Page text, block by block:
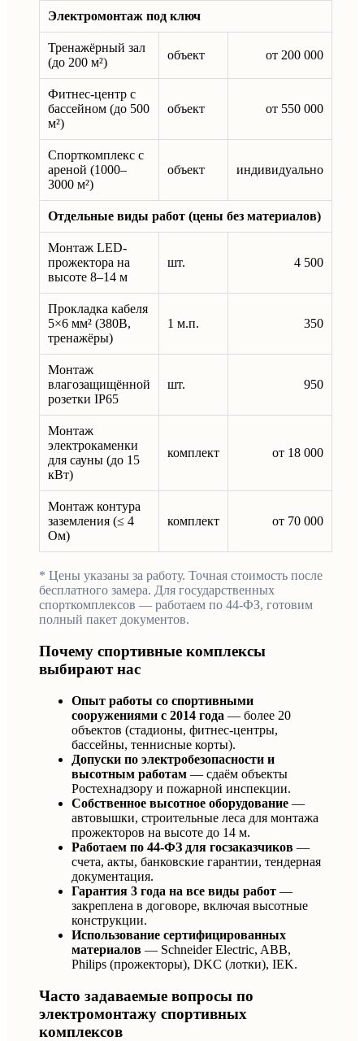
Электромонтаж под ключ
Тренажёрный зал
(до 200 м²)
объект от 200 000
Фитнес-центр с
бассейном (до 500
м²)
объект от 550 000
Спорткомплекс с
ареной (1000–
3000 м²)
объект индивидуально
Отдельные виды работ (цены без материалов)
Монтаж LED-
прожектора на
высоте 8–14 м
шт. 4 500
Прокладка кабеля
5×6 мм² (380В,
тренажёры)
1 м.п. 350
Монтаж
влагозащищённой
розетки IP65
шт. 950
Монтаж
электрокаменки
для сауны (до 15
кВт)
комплект от 18 000
Монтаж контура
заземления (≤ 4
Ом)
комплект от 70 000
* Цены указаны за работу. Точная стоимость после
бесплатного замера. Для государственных
спорткомплексов — работаем по 44-ФЗ, готовим
полный пакет документов.
Почему спортивные комплексы
выбирают нас
Опыт работы со спортивными
сооружениями с 2014 года — более 20
объектов (стадионы, фитнес-центры,
бассейны, теннисные корты).
Допуски по электробезопасности и
высотным работам — сдаём объекты
Ростехнадзору и пожарной инспекции.
Собственное высотное оборудование —
автовышки, строительные леса для монтажа
прожекторов на высоте до 14 м.
Работаем по 44-ФЗ для госзаказчиков —
счета, акты, банковские гарантии, тендерная
документация.
Гарантия 3 года на все виды работ —
закреплена в договоре, включая высотные
конструкции.
Использование сертифицированных
материалов — Schneider Electric, ABB,
Philips (прожекторы), DKC (лотки), IEK.
Часто задаваемые вопросы по
электромонтажу спортивных
комплексов